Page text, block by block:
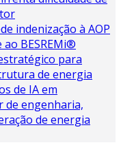
indenização à AOP
BESREMi®
para
de energia
de IA em
de engenharia,
de energia